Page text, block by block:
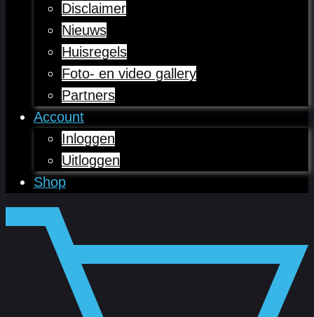
Disclaimer
Nieuws
Huisregels
Foto- en video gallery
Partners
Account
Inloggen
Uitloggen
Shop